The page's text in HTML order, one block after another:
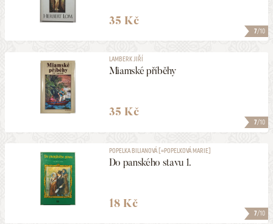
7/10
35 Kč
7/10
LAMBERK JIŘÍ
Miamské příběhy
35 Kč
7/10
POPELKA BILIANOVÁ [=POPELKOVÁ MARIE]
Do panského stavu 1.
18 Kč